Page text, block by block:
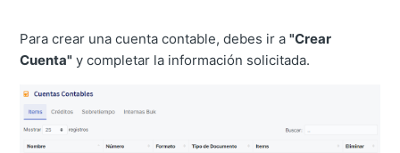
Para crear una cuenta contable, debes ir a"Crear
Cuenta" y completar la información solicitada.